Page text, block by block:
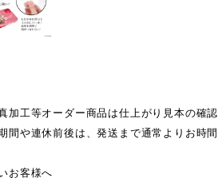
加工等オーダー商品は仕上がり見本の確
や連休前後は、発送まで通常よりお時
お客様へ